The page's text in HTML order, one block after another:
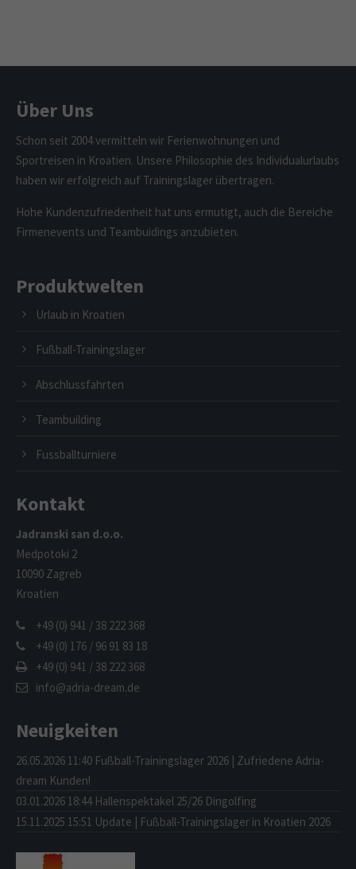
Über Uns
Schon seit 2004 vermitteln wir Ferienwohnungen und
Sportreisen in Kroatien. Unsere Philosophie des Individualurlaubs
haben wir erfolgreich auf Trainingslager übertragen.
Hohe Kundenzufriedenheit hat uns ermutigt, auch die Bereiche
Firmenevents und Teambuidings anzubieten.
Produktwelten
Urlaub in Kroatien
Fußball-Trainingslager
Abschlussfahrten
Teambuilding
Fussballturniere
Kontakt
Jadranski san d.o.o.
Medpotoki 2
10090 Zagreb
Kroatien
+49 (0) 941 / 38 222 368
+49 (0) 176 / 96 91 83 18
+49 (0) 941 / 38 222 368
info@adria-dream.de
Neuigkeiten
26.05.2026 11:40 Fußball-Trainingslager 2026 | Zufriedene Adria-
dream Kunden!
03.01.2026 18:44 Hallenspektakel 25/26 Dingolfing
15.11.2025 15:51 Update | Fußball-Trainingslager in Kroatien 2026